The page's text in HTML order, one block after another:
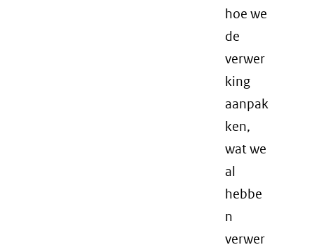
hoe we
de
verwer
king
aanpak
ken,
wat we
al
hebbe
n
verwer